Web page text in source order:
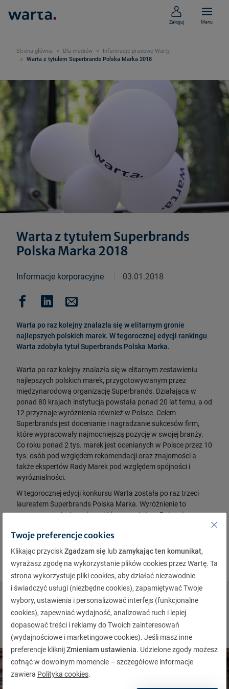
Zaloguj Menu
Strona główna Dla mediów
Informacje prasowe Warty
Warta z tytułem Superbrands Polska Marka 2018
Informacje korporacyjne 03.01.2018
Warta z tytułem Superbrands
Polska Marka 2018
Warta po raz kolejny znalazła się w elitarnym gronie
najlepszych polskich marek. W tegorocznej edycji rankingu
Warta zdobyła tytuł Superbrands Polska Marka.
Warta po raz kolejny znalazła się w elitarnym zestawieniu
najlepszych polskich marek, przygotowywanym przez
międzynarodową organizację Superbrands. Działająca w
ponad 80 krajach instytucja powstała ponad 20 lat temu, a od
12 przyznaje wyróżnienia również w Polsce. Celem
Superbrands jest docenianie i nagradzanie sukcesów firm,
które wypracowały najmocniejszą pozycję w swojej branży.
Co roku ponad 2 tys. marek jest ocenianych w Polsce przez 10
tys. osób pod względem rekomendacji oraz znajomości a
także ekspertów Rady Marek pod względem spójności i
wyróżnialności.
W tegorocznej edycji konkursu Warta została po raz trzeci
laureatem Superbrands Polska Marka. Wyróżnienie to
przyznawane jest markom, które powstały w Polsce i
pozwalający im skutecznie konkurować z markami
światowymi.
Sprawdź również powiązane
Aktualności
Twoje preferencje cookies
Klikając przyciskZgadzam się lubzamykając ten komunikat,
wyrażasz zgodę na wykorzystanie plików cookies przez Wartę. Ta
strona wykorzystuje pliki cookies, aby działać niezawodnie
i świadczyć usługi (niezbędne cookies), zapamiętywać Twoje
wybory, ustawienia i personalizować interfejs (funkcjonalne
cookies), zapewniać wydajność, analizować ruch i lepiej
dopasować treści i reklamy do Twoich zainteresowań
(wydajnościowe i marketingowe cookies). Jeśli masz inne
preferencje kliknijZmieniam ustawienia. Udzielone zgody możesz
cofnąć w dowolnym momencie – szczegółowe informacje
zawiera Polityka cookies.